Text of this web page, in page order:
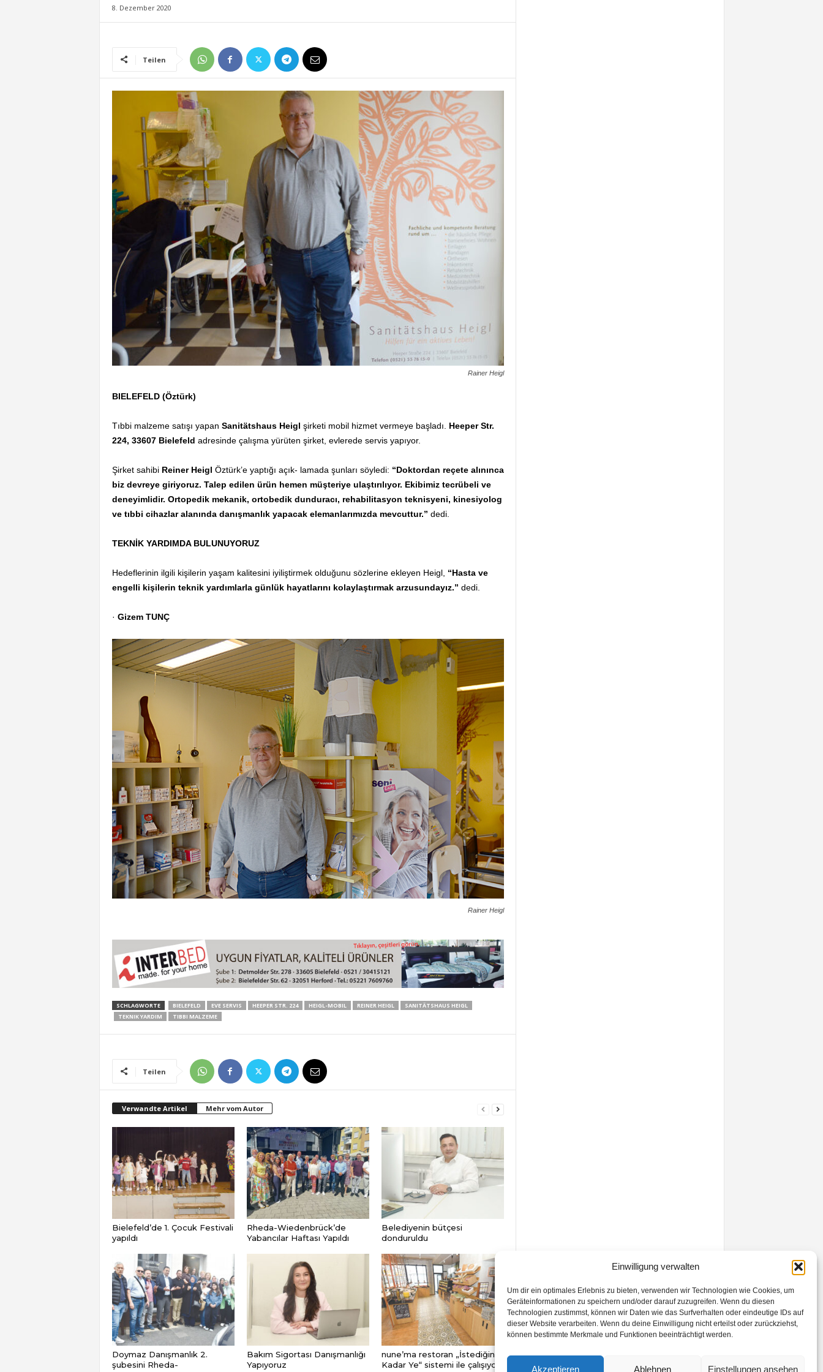
Einwilligung verwalten
Um dir ein optimales Erlebnis zu bieten, verwenden wir Technologien wie Cookies, um
Geräteinformationen zu speichern und/oder darauf zuzugreifen. Wenn du diesen
Technologien zustimmst, können wir Daten wie das Surfverhalten oder eindeutige IDs auf
dieser Website verarbeiten. Wenn du deine Einwilligung nicht erteilst oder zurückziehst,
können bestimmte Merkmale und Funktionen beeinträchtigt werden.
Akzeptieren Ablehnen Einstellungen ansehen
8. Dezember 2020
Teilen
Rainer Heigl
BIELEFELD (Öztürk)
Tıbbi malzeme satışı yapan Sanitätshaus Heigl şirketi mobil hizmet vermeye başladı. Heeper Str.
224, 33607 Bielefeld adresinde çalışma yürüten şirket, evlerede servis yapıyor.
Şirket sahibi Reiner Heigl Öztürk’e yaptığı açık- lamada şunları söyledi: “Doktordan reçete alınınca
biz devreye giriyoruz. Talep edilen ürün hemen müşteriye ulaştırılıyor. Ekibimiz tecrübeli ve
deneyimlidir. Ortopedik mekanik, ortobedik dunduracı, rehabilitasyon teknisyeni, kinesiyolog
ve tıbbi cihazlar alanında danışmanlık yapacak elemanlarımızda mevcuttur.” dedi.
TEKNİK YARDIMDA BULUNUYORUZ
Hedeflerinin ilgili kişilerin yaşam kalitesini iyiliştirmek olduğunu sözlerine ekleyen Heigl, “Hasta ve
engelli kişilerin teknik yardımlarla günlük hayatlarını kolaylaştırmak arzusundayız.” dedi.
· Gizem TUNÇ
Rainer Heigl
SCHLAGWORTE BIELEFELD EVE SERVIS HEEPER STR. 224 HEIGL-MOBIL REINER HEIGL
SANITÄTSHAUS HEIGL
TEKNIK YARDIM
TIBBI MALZEME
Teilen
Verwandte Artikel Mehr vom Autor
Bielefeld’de 1. Çocuk Festivali
yapıldı
Rheda-Wiedenbrück’de
Yabancılar Haftası Yapıldı
Belediyenin bütçesi
donduruldu
Doymaz Danışmanlık 2.
şubesini Rheda-
Bakım Sigortası Danışmanlığı
Yapıyoruz
nune’ma restoran „İstediğin
Kadar Ye“ sistemi ile çalışıyor